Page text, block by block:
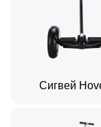
Сигвей